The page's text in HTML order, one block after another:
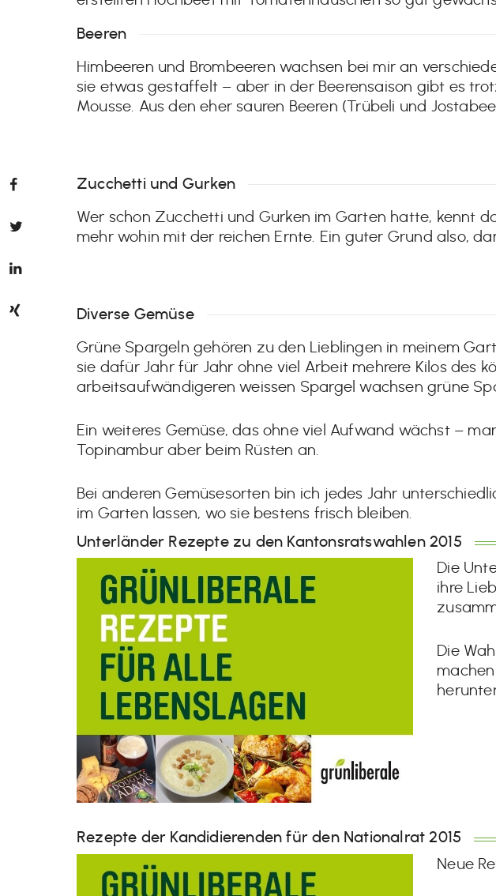
Beeren
Himbeeren und Brombeeren wachsen bei mir an
sie etwas gestaffelt – aber in der Beerensaison gibt es
Mousse. Aus den eher sauren Beeren (Trübeli und
Zucchetti und Gurken
Wer schon Zucchetti und Gurken im Garten hatte, kennt
mehr wohin mit der reichen Ernte. Ein guter Grund also,
Diverse Gemüse
Grüne Spargeln gehören zu den Lieblingen in meinem
sie dafür Jahr für Jahr ohne viel Arbeit mehrere Kilos des
arbeitsaufwändigeren weissen Spargel wachsen grüne
Ein weiteres Gemüse, das ohne viel Aufwand wächst –
Topinambur aber beim Rüsten an.
Bei anderen Gemüsesorten bin ich jedes Jahr
im Garten lassen, wo sie bestens frisch bleiben.
Unterländer Rezepte zu den Kantonsratswahlen 2015
Die
ihre
Die
Rezepte der Kandidierenden für den Nationalrat 2015
Neue